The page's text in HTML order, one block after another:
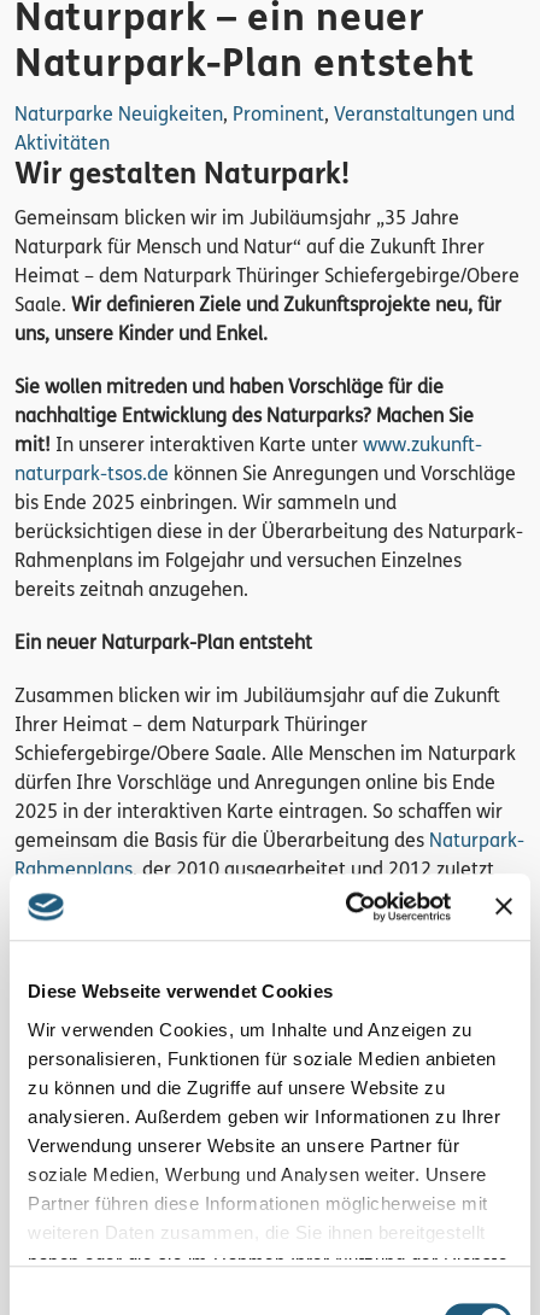
Diese Webseite verwendet Cookies
Wir verwenden Cookies, um Inhalte und Anzeigen zu
personalisieren, Funktionen für soziale Medien anbieten
zu können und die Zugriffe auf unsere Website zu
analysieren. Außerdem geben wir Informationen zu Ihrer
Verwendung unserer Website an unsere Partner für
soziale Medien, Werbung und Analysen weiter. Unsere
Partner führen diese Informationen möglicherweise mit
weiteren Daten zusammen, die Sie ihnen bereitgestellt
haben oder die sie im Rahmen Ihrer Nutzung der Dienste
Naturpark – ein neuer
Naturpark-Plan entsteht
Naturparke Neuigkeiten, Prominent, Veranstaltungen und
Aktivitäten
Wir gestalten Naturpark!
Gemeinsam blicken wir im Jubiläumsjahr „35 Jahre
Naturpark für Mensch und Natur“ auf die Zukunft Ihrer
Heimat – dem Naturpark Thüringer Schiefergebirge/Obere
Saale. Wir definieren Ziele und Zukunftsprojekte neu, für
uns, unsere Kinder und Enkel.
Sie wollen mitreden und haben Vorschläge für die
nachhaltige Entwicklung des Naturparks? Machen Sie
mit! In unserer interaktiven Karte unter www.zukunft-
naturpark-tsos.de können Sie Anregungen und Vorschläge
bis Ende 2025 einbringen. Wir sammeln und
berücksichtigen diese in der Überarbeitung des Naturpark-
Rahmenplans im Folgejahr und versuchen Einzelnes
bereits zeitnah anzugehen.
Ein neuer Naturpark-Plan entsteht
Zusammen blicken wir im Jubiläumsjahr auf die Zukunft
Ihrer Heimat – dem Naturpark Thüringer
Schiefergebirge/Obere Saale. Alle Menschen im Naturpark
dürfen Ihre Vorschläge und Anregungen online bis Ende
2025 in der interaktiven Karte eintragen. So schaffen wir
gemeinsam die Basis für die Überarbeitung des Naturpark-
Rahmenplans, der 2010 ausgearbeitet und 2012 zuletzt
aktualisiert wurde.
direkte Gespräch mit Einzelnen und sammeln vielfältige
zukünftige Herausforderungen.
In 2026 intensivieren wir die Arbeit am Naturpark-
Rahmenplan und laden zum Beispiel zu themenbezogenen
Arbeitsgruppentreffen. Wir hoffen auch einzelne
Vorschläge aus der interaktiven Karte in 2026 bereits
aufgreifen zu können, um diese zusammen mit anderen zu
konkretisieren oder umzusetzen. Gemeinsam erarbeiten
wir uns so eine Grundlage für die zukünftige Entwicklung